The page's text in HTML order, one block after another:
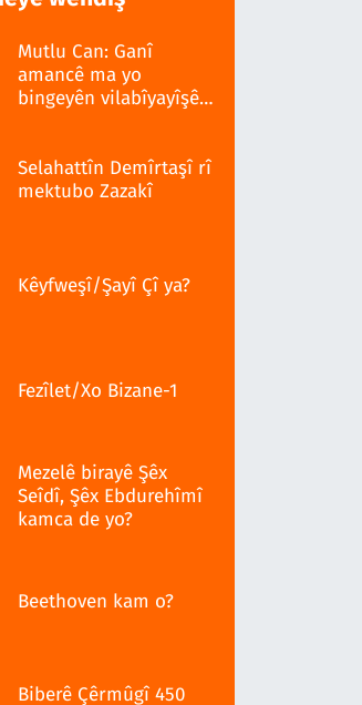
Mutlu Can: Ganî
amancê ma yo
bingeyên vilabîyayîşê
Selahattîn Demîrtaşî rî
mektubo Zazakî
Kêyfweşî/Şayî Çî ya?
Fezîlet/Xo Bizane-1
Mezelê birayê Şêx
Seîdî, Şêx Ebdurehîmî
kamca de yo?
Beethoven kam o?
Biberê Çêrmûgî 450